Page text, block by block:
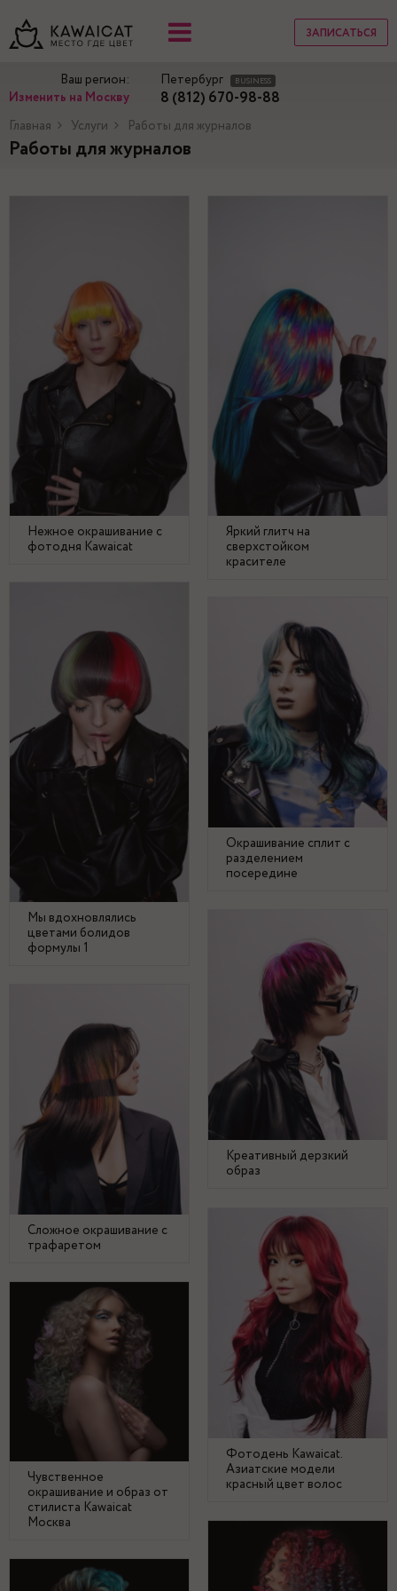
ЗАПИСАТЬСЯ
Ваш регион:
Изменить на Москву
Петербург BUSINESS
8 (812) 670-98-88
Главная Услуги Работы для журналов
Работы для журналов
Нежное окрашивание с
фотодня Kawaicat
Яркий глитч на
сверхстойком
красителе
Мы вдохновлялись
цветами болидов
формулы 1
Окрашивание сплит с
разделением
посередине
Креативный дерзкий
образ
Сложное окрашивание с
трафаретом
Фотодень Kawaicat.
Азиатские модели
красный цвет волос
Чувственное
окрашивание и образ от
стилиста Kawaicat
Москва